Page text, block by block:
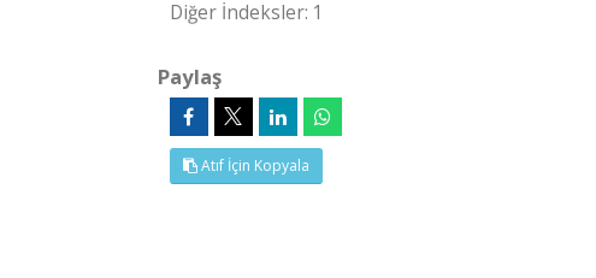
Diğer İndeksler: 1
Paylaş
Atıf İçin Kopyala